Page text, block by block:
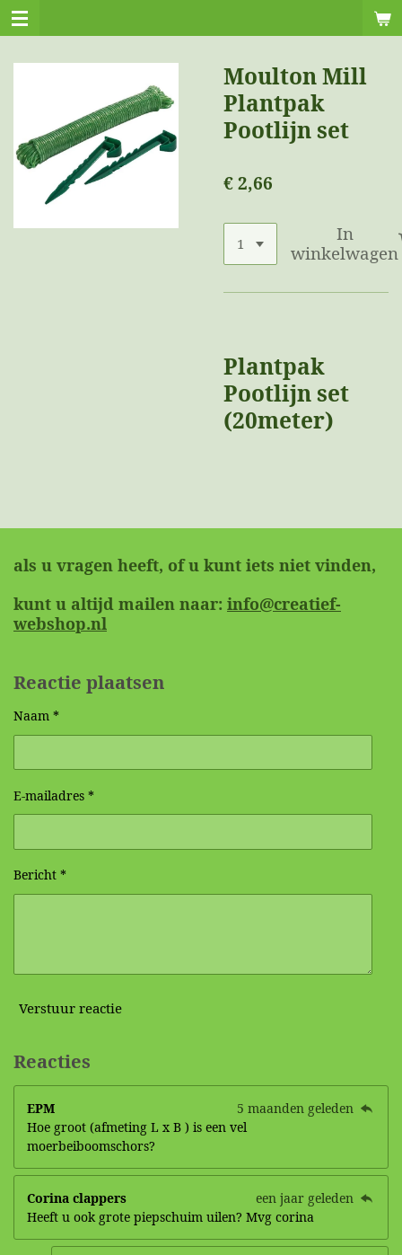
Ga
direct
Moulton Mill
Plantpak
Pootlijn set
€ 2,66
In
winkelwagen
Plantpak
Pootlijn set
(20meter)
als u vragen heeft, of u kunt iets niet vinden,
kunt u altijd mailen naar: info@creatief-
webshop.nl
Reactie plaatsen
Naam *
E-mailadres *
Bericht *
Verstuur reactie
Reacties
EPM
5 maanden geleden
Hoe groot (afmeting L x B ) is een vel
moerbeiboomschors?
Corina clappers
een jaar geleden
Heeft u ook grote piepschuim uilen? Mvg corina